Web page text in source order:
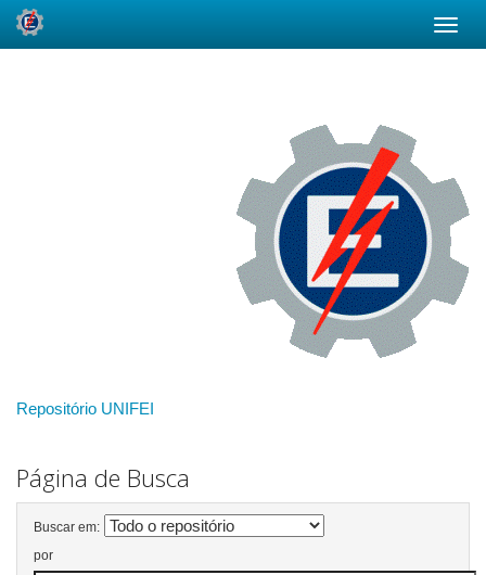
Repositório UNIFEI
Página de Busca
Buscar em:
por